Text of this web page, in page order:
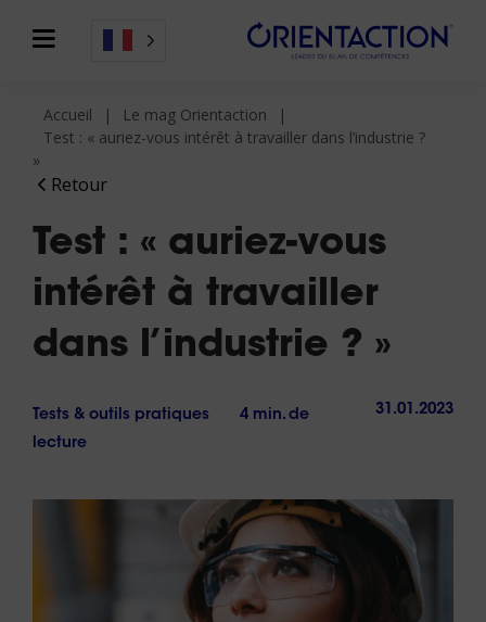
Retour
Accueil
Le mag Orientaction
Test : « auriez-vous intérêt à travailler dans l’industrie ?
»
Test : « auriez-vous
intérêt à travailler
dans l’industrie ? »
Tests & outils pratiques
4 min. de
lecture
31.01.2023